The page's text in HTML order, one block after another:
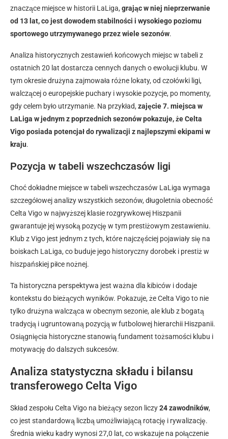
znaczące miejsce w historii LaLiga, grając w niej nieprzerwanie
od 13 lat, co jest dowodem stabilności i wysokiego poziomu
sportowego utrzymywanego przez wiele sezonów.
Analiza historycznych zestawień końcowych miejsc w tabeli z
ostatnich 20 lat dostarcza cennych danych o ewolucji klubu. W
tym okresie drużyna zajmowała różne lokaty, od czołówki ligi,
walczącej o europejskie puchary i wysokie pozycje, po momenty,
gdy celem było utrzymanie. Na przykład, zajęcie 7. miejsca w
LaLiga w jednym z poprzednich sezonów pokazuje, że Celta
Vigo posiada potencjał do rywalizacji z najlepszymi ekipami w
kraju.
Pozycja w tabeli wszechczasów ligi
Choć dokładne miejsce w tabeli wszechczasów LaLiga wymaga
szczegółowej analizy wszystkich sezonów, długoletnia obecność
Celta Vigo w najwyższej klasie rozgrywkowej Hiszpanii
gwarantuje jej wysoką pozycję w tym prestiżowym zestawieniu.
Klub z Vigo jest jednym z tych, które najczęściej pojawiały się na
boiskach LaLiga, co buduje jego historyczny dorobek i prestiż w
hiszpańskiej piłce nożnej.
Ta historyczna perspektywa jest ważna dla kibiców i dodaje
kontekstu do bieżących wyników. Pokazuje, że Celta Vigo to nie
tylko drużyna walcząca w obecnym sezonie, ale klub z bogatą
tradycją i ugruntowaną pozycją w futbolowej hierarchii Hiszpanii.
Osiągnięcia historyczne stanowią fundament tożsamości klubu i
motywację do dalszych sukcesów.
Analiza statystyczna składu i bilansu
transferowego Celta Vigo
Skład zespołu Celta Vigo na bieżący sezon liczy24 zawodników,
co jest standardową liczbą umożliwiającą rotację i rywalizację.
Średnia wieku kadry wynosi 27,0 lat, co wskazuje na połączenie